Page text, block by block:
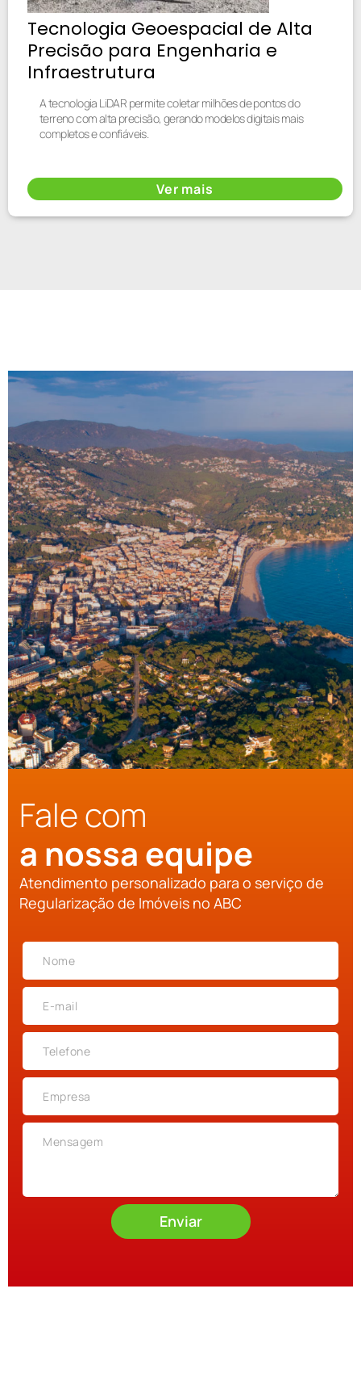
Tecnologia Geoespacial de Alta
Precisão para Engenharia e
Infraestrutura
A tecnologia LiDAR permite coletar milhões de pontos do
terreno com alta precisão, gerando modelos digitais mais
completos e confiáveis.
Ver mais
Fale com
a nossa equipe
Atendimento personalizado para o serviço de
Regularização de Imóveis no ABC
Enviar